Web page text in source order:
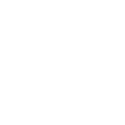
skadelig
filer, for eksempel
tidsindstillede bomber
tjenester på nogen
computer eller
adgang til software
brugeres konti eller